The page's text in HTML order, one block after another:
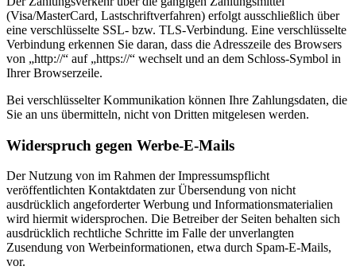
(Visa/MasterCard, Lastschriftverfahren) erfolgt ausschließlich über
eine verschlüsselte SSL- bzw. TLS-Verbindung. Eine verschlüsselte
Verbindung erkennen Sie daran, dass die Adresszeile des Browsers
von „http://“ auf „https://“ wechselt und an dem Schloss-Symbol in
Ihrer Browserzeile.
Bei verschlüsselter Kommunikation können Ihre Zahlungsdaten, die
Sie an uns übermitteln, nicht von Dritten mitgelesen werden.
Widerspruch gegen Werbe-E-Mails
Der Nutzung von im Rahmen der Impressumspflicht
veröffentlichten Kontaktdaten zur Übersendung von nicht
ausdrücklich angeforderter Werbung und Informationsmaterialien
wird hiermit widersprochen. Die Betreiber der Seiten behalten sich
ausdrücklich rechtliche Schritte im Falle der unverlangten
Zusendung von Werbeinformationen, etwa durch Spam-E-Mails,
vor.